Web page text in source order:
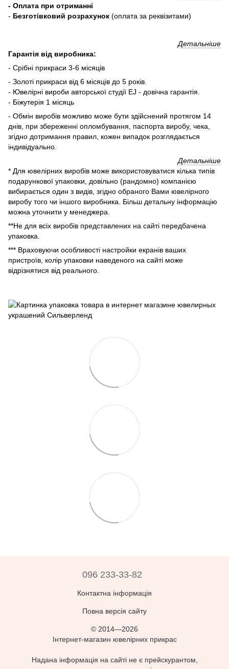
- Оплата при отриманні
- Безготівковий розрахунок (оплата за реквізитами)
Детальніше
Гарантія від виробника:
- Срібні прикраси 3-6 місяців
- Золоті прикраси від 6 місяців до 5 років.
- Ювелірні вироби авторської студії EJ - довічна гарантія.
- Біжутерія 1 місяць
- Обмін виробів можливо може бути здійснений протягом 14
днів, при збереженні опломбування, паспорта виробу, чека,
згідно дотримання правил, кожен випадок розглядається
індивідуально.
Детальніше
* Для ювелірних виробів може використовуватися кілька типів
подарункової упаковки, довільно (рандомно) компанією
вибирається один з видів, згідно обраного Вами ювелірного
виробу того чи іншого виробника. Більш детальну інформацію
можна уточнити у менеджера.
**Не для всіх виробів представлених на сайті передбачена
упаковка.
*** Враховуючи особливості настройки екранів ваших
пристроїв, колір упаковки наведеного на сайті може
відрізнятися від реального.
096 233-33-82
Контактна інформація
Повна версія сайту
© 2014—2026
Інтернет-магазин ювелірних прикрас
Надана інформація на сайті не є прейскурантом,